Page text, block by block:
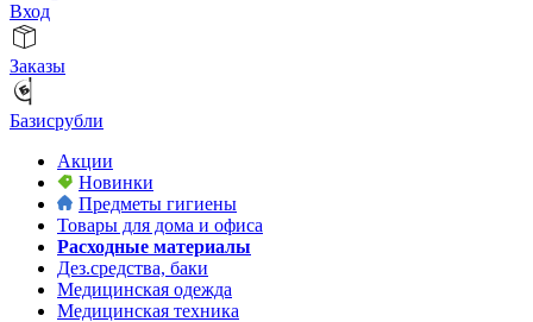
Вход
Заказы
Базисрубли
Акции
Новинки
Предметы гигиены
Товары для дома и офиса
Расходные материалы
Дез.средства, баки
Медицинская одежда
Медицинская техника